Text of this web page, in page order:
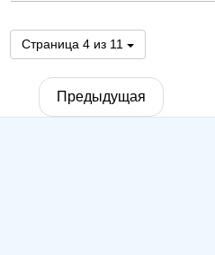
Страница 4 из 11
Предыдущая